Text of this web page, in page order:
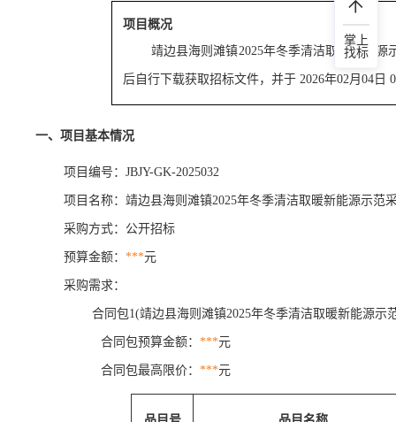
项目概况
靖边县海则滩镇2025年冬季清洁取暖新能源
后自行下载获取招标文件，并于 2026年02月04日
一、项目基本情况
项目编号：JBJY-GK-2025032
项目名称：靖边县海则滩镇2025年冬季清洁取暖新能源示范
采购方式：公开招标
预算金额： ***元
采购需求：
合同包1(靖边县海则滩镇2025年冬季清洁取暖新能源示
合同包预算金额： ***元
合同包最高限价： ***元
掌上
找标